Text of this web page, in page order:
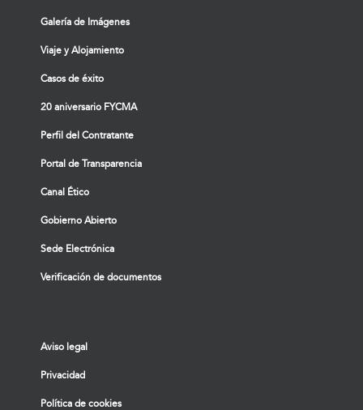
Galería de Imágenes
Viaje y Alojamiento
Casos de éxito
20 aniversario FYCMA
Perfil del Contratante
Portal de Transparencia
Canal Ético
Gobierno Abierto
Sede Electrónica
Verificación de documentos
Aviso legal
Privacidad
Política de cookies